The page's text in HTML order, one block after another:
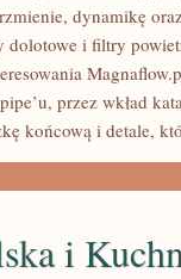
dynamikę
dolotowe i filtry
przez wkład
końcową i detale,
i